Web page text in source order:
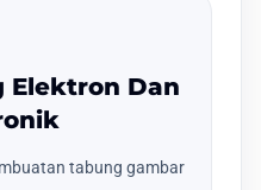
Elektron Dan
tabung gambar